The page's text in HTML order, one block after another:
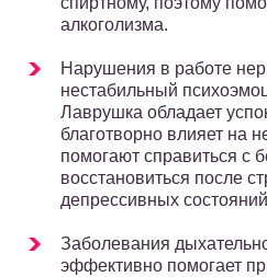
алкоголизма.
Нарушения в работе
нестабильный
Лаврушка обладает
благотворно влияет на
помогают справиться с
восстановиться после
депрессивных
Заболевания
эффективно помогает